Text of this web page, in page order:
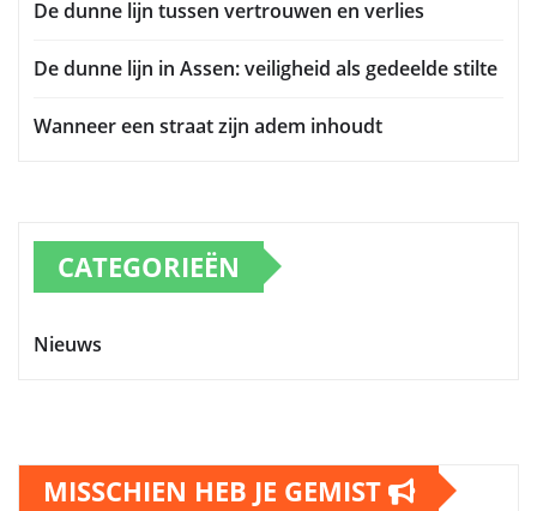
De dunne lijn tussen vertrouwen en verlies
De dunne lijn in Assen: veiligheid als gedeelde stilte
Wanneer een straat zijn adem inhoudt
CATEGORIEËN
Nieuws
MISSCHIEN HEB JE GEMIST